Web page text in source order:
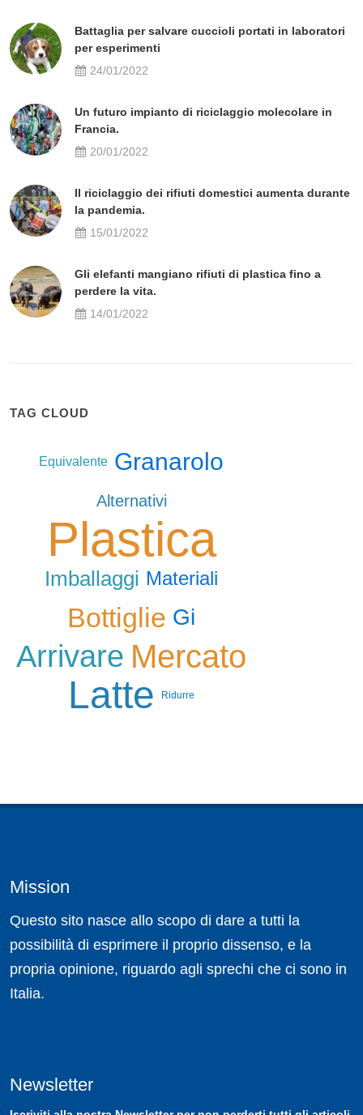
Battaglia per salvare cuccioli portati in laboratori
per esperimenti
24/01/2022
Un futuro impianto di riciclaggio molecolare in
Francia.
20/01/2022
Il riciclaggio dei rifiuti domestici aumenta durante
la pandemia.
15/01/2022
Gli elefanti mangiano rifiuti di plastica fino a
perdere la vita.
14/01/2022
TAG CLOUD
Equivalente Granarolo
Alternativi
Plastica
Imballaggi Materiali
Bottiglie Gi
Arrivare Mercato
Latte Ridurre
Mission
Questo sito nasce allo scopo di dare a tutti la
possibilità di esprimere il proprio dissenso, e la
propria opinione, riguardo agli sprechi che ci sono in
Italia.
Newsletter